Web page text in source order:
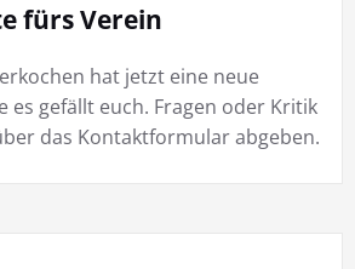
fürs Verein
hat jetzt eine neue
es gefällt euch. Fragen oder Kritik
das Kontaktformular abgeben.